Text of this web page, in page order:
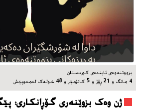
بزووتنه‌وه‌ی ئاینده‌ی کوردستان
4 مانگ و 21 ڕۆژ و 5 کاتژمێر و 48 خوله‌ک له‌مه‌وپێش‌
ژن وەک بزوێنەری گۆڕانکاری: